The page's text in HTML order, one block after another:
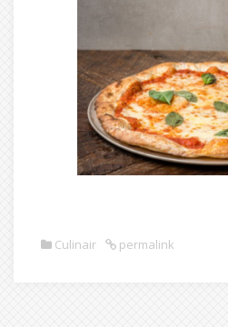
Culinair permalink